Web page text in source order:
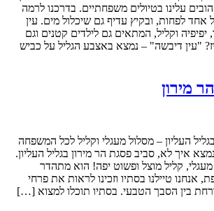
עלינו בטיולים משפחתיים. בדרכנו לרמה
אחד לפחות, ובקיץ עדיף גם שיכלול מים. עין
וקליל, המתאים גם לילדים קטנים וגם
"עין דיבשה" – נמצא באצבע הגליל על כביש
מירון
העליון – מסלול מעגלי וקליל לכל המשפחה
איך לא, סביב פסגת הר מירון בגליל העליון.
באורך 2 ק"מ, מעגלי, קליל מוצל ופשוט יפה! הוא מתהדר
אנחנו טיילנו בסתיו וזכינו לראות את פרחי
בין הסבך הטבעי. בסתיו תוכלו למצוא […]